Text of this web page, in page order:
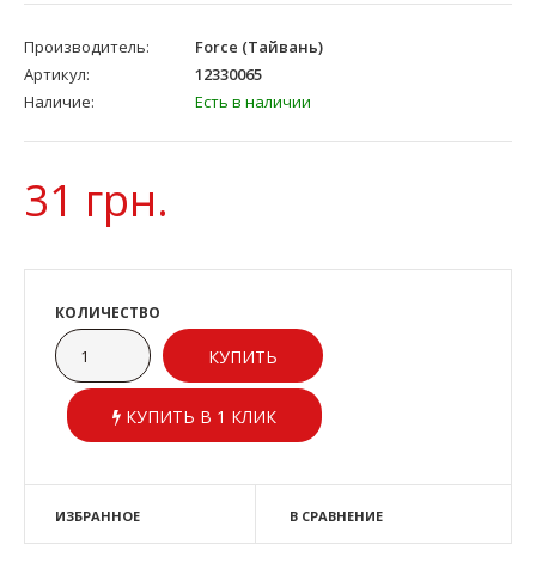
Производитель:
Force (Тайвань)
Артикул:
12330065
Наличие:
Есть в наличии
31 грн.
КОЛИЧЕСТВО
КУПИТЬ В 1 КЛИК
ИЗБРАННОЕ В СРАВНЕНИЕ